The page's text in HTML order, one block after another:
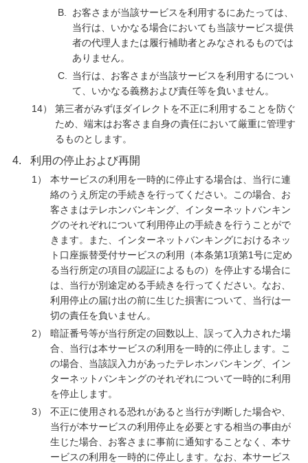
B.
お客さまが当該サービスを利用するにあたっては、
当行は、いかなる場合においても当該サービス提供
者の代理人または履行補助者とみなされるものでは
ありません。
C.
当行は、お客さまが当該サービスを利用するについ
て、いかなる義務および責任等を負いません。
14）
第三者がみずほダイレクトを不正に利用することを防ぐ
ため、端末はお客さま自身の責任において厳重に管理す
るものとします。
4. 利用の停止および再開
1）
本サービスの利用を一時的に停止する場合は、当行に連
絡のうえ所定の手続きを行ってください。この場合、お
客さまはテレホンバンキング、インターネットバンキン
グのそれぞれについて利用停止の手続きを行うことがで
きます。また、インターネットバンキングにおけるネッ
ト口座振替受付サービスの利用（本条第1項第1号に定め
る当行所定の項目の認証によるもの）を停止する場合に
は、当行が別途定める手続きを行ってください。なお、
利用停止の届け出の前に生じた損害について、当行は一
切の責任を負いません。
2）
暗証番号等が当行所定の回数以上、誤って入力された場
合、当行は本サービスの利用を一時的に停止します。こ
の場合、当該誤入力があったテレホンバンキング、イン
ターネットバンキングのそれぞれについて一時的に利用
を停止します。
3）
不正に使用される恐れがあると当行が判断した場合や、
当行が本サービスの利用停止を必要とする相当の事由が
生じた場合、お客さまに事前に通知することなく、本サ
ービスの利用を一時的に停止します。なお、本サービス